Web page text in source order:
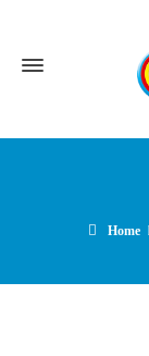
Home